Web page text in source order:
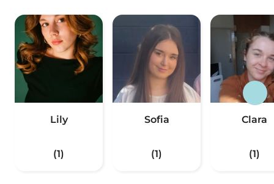
Lily
(1)
Sofia
(1)
Clara
(1)